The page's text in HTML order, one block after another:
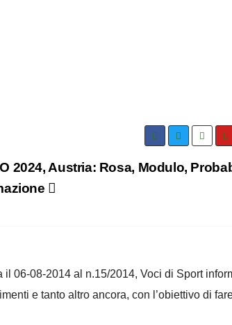
2024, Austria: Rosa, Modulo,
06-08-2014 al n.15/2014, Voci di Sport
e tanto altro ancora, con l’obiettivo di